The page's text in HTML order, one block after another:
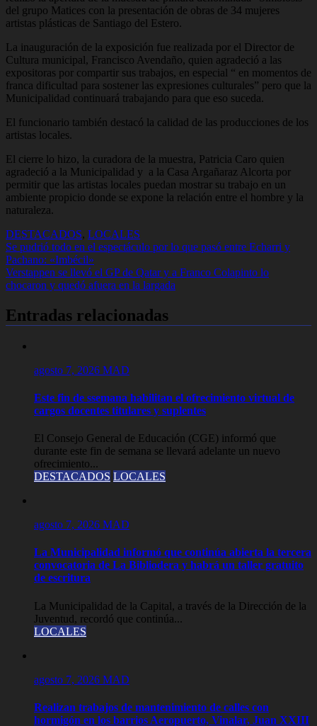
del grupo Matices con la presentación de obras de 34 mujeres
artistas plásticas de Santiago del Estero.
La inauguración de la exposición fue realizada por el Director de
Cultura municipal, Francisco Avendaño, quien agradeció a las
expositoras por compartir sus trabajos, en especial “ en momentos de
franca dificultad para sostener las expresiones culturales” pero que la
Municipalidad continuará trabajando para que eso suceda.
El funcionario también destacó la calidad de las producciones de los
artistas locales.
El cierre lo hizo, la curadora de la muestra, Patricia Caro quien
agradeció a la Municipalidad y a la Casa Argañaraz Alcorta por
permitir que las artistas locales puedan mostrar su trabajo en un
ambiente propicio donde se expone la relación entre el hombre y la
naturaleza.
DESTACADOS, LOCALES
Navegación
de
entradas
Se pudrió todo en el espectáculo por lo que pasó entre Echarri y
Pachano: «Imbécil»
Verstappen se llevó el GP de Qatar y a Franco Colapinto lo
chocaron y quedó afuera en la largada
Entradas relacionadas
agosto 7, 2026 MAD
Este fin de ssemana habilitan el ofrecimiento virtual de
cargos docentes titulares y suplentes
El Consejo General de Educación (CGE) informó que
durante este fin de semana se llevará adelante un nuevo
ofrecimiento...
DESTACADOS LOCALES
agosto 7, 2026 MAD
La Municipalidad informó que continúa abierta la tercera
convocatoria de La Bibliodera y habrá un taller gratuito
de escritura
La Municipalidad de la Capital, a través de la Dirección de la
Juventud, recordó que continúa...
LOCALES
agosto 7, 2026 MAD
Realizan trabajos de mantenimiento de calles con
hormigón en los barrios Aeropuerto, Vinalar, Juan XXIII